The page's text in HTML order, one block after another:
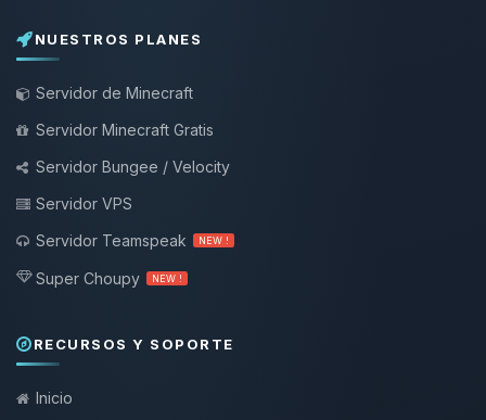
NUESTROS PLANES
Servidor de Minecraft
Servidor Minecraft Gratis
Servidor Bungee / Velocity
Servidor VPS
Servidor Teamspeak
NEW !
Super Choupy NEW !
RECURSOS Y SOPORTE
Inicio